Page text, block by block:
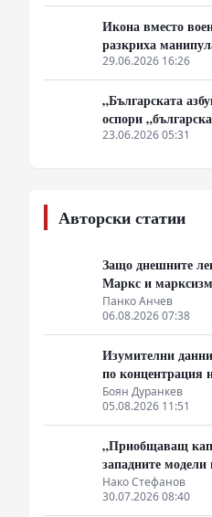
Икона вместо
разкриха
29.06.2026 16:26
„Българската
оспори
България отново
23.06.2026 05:31
Авторски статии
Защо днешните
Маркс и
Панко Анчев
06.08.2026 07:38
Изумителни
по концентрация
в ръцете на най-
и САЩ
Боян Дуранкев
05.08.2026 11:51
„Приобщаващ
западните
от системата на
Нако Стефанов
30.07.2026 08:40